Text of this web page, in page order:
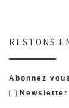
RESTONS
Abonnez